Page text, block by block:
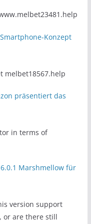
Konzept
melbet18567.help
präsentiert das
in terms of
Marshmellow für
version support
or are there still